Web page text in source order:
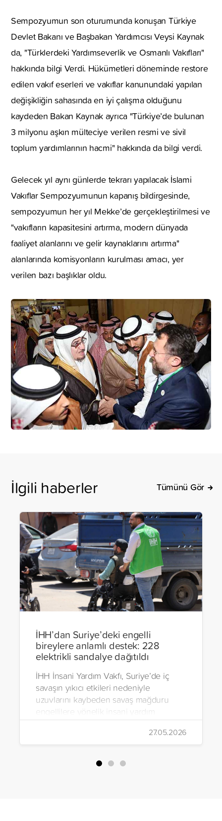
Sempozyumun son oturumunda konuşan Türkiye
Devlet Bakanı ve Başbakan Yardımcısı Veysi Kaynak
da, "Türklerdeki Yardımseverlik ve Osmanlı Vakıfları"
hakkında bilgi Verdi. Hükümetleri döneminde restore
edilen vakıf eserleri ve vakıflar kanunundaki yapılan
değişikliğin sahasında en iyi çalışma olduğunu
kaydeden Bakan Kaynak ayrıca "Türkiye’de bulunan
3 milyonu aşkın mülteciye verilen resmi ve sivil
toplum yardımlarının hacmi" hakkında da bilgi verdi.
Gelecek yıl aynı günlerde tekrarı yapılacak İslami
Vakıflar Sempozyumunun kapanış bildirgesinde,
sempozyumun her yıl Mekke’de gerçekleştirilmesi ve
"vakıfların kapasitesini artırma, modern dünyada
faaliyet alanlarını ve gelir kaynaklarını artırma"
alanlarında komisyonların kurulması amacı, yer
verilen bazı başlıklar oldu.
İlgili haberler Tümünü Gör
İHH’dan Suriye’deki engelli
bireylere anlamlı destek: 228
elektrikli sandalye dağıtıldı
İHH İnsani Yardım Vakfı, Suriye’de iç
savaşın yıkıcı etkileri nedeniyle
uzuvlarını kaybeden savaş mağduru
engellilere yönelik insani yardım
çalışmalarını aralıksız sürdürüyor. Vakıf,
yürütülen son projeyle Suriye’nin Şam,
Halep, Hama, Humus ve İdlib
bölgelerinde zor şartlarda yaşayan
27.05.2026